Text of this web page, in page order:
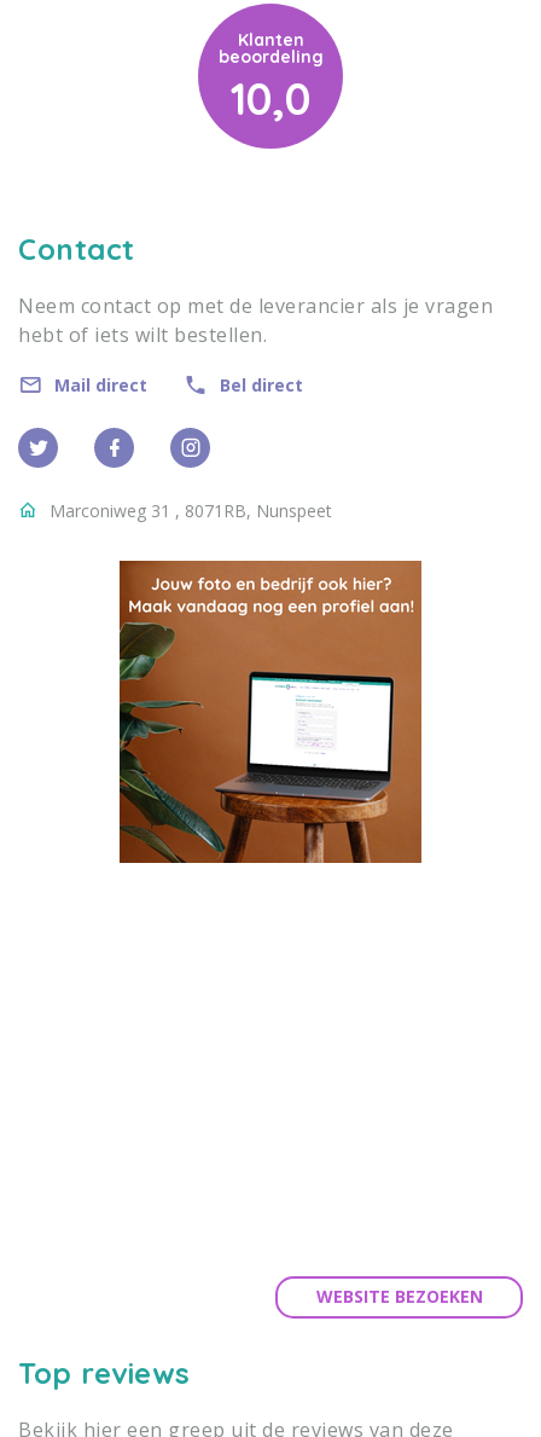
Klanten
beoordeling
10,0
Contact
Neem contact op met de leverancier als je vragen
hebt of iets wilt bestellen.
Mail direct Bel direct
Marconiweg 31 , 8071RB, Nunspeet
WEBSITE BEZOEKEN
Top reviews
Bekijk hier een greep uit de reviews van deze